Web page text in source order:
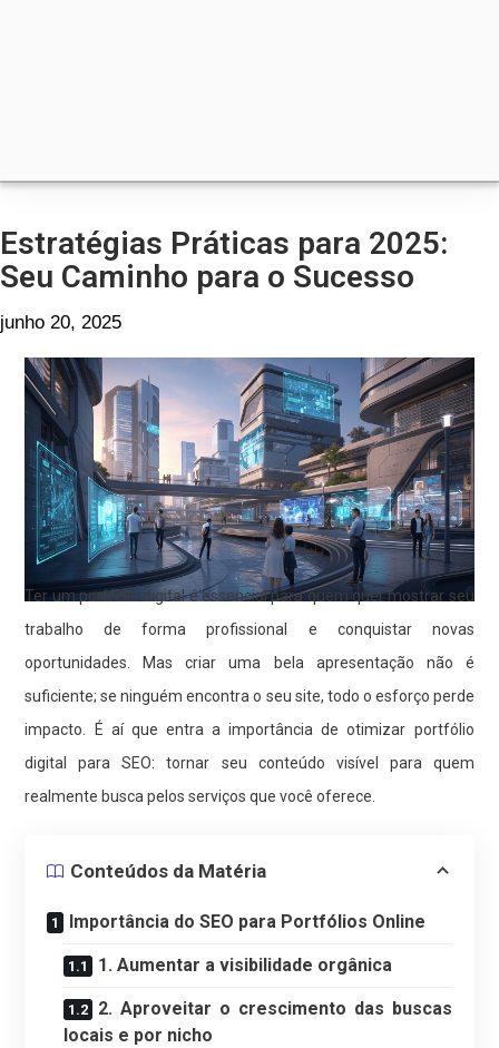
Estratégias Práticas para 2025:
Seu Caminho para o Sucesso
junho 20, 2025
Ter um portfólio digital é essencial para quem quer mostrar seu
trabalho de forma profissional e conquistar novas
oportunidades. Mas criar uma bela apresentação não é
suficiente; se ninguém encontra o seu site, todo o esforço perde
impacto. É aí que entra a importância de otimizar portfólio
digital para SEO: tornar seu conteúdo visível para quem
realmente busca pelos serviços que você oferece.
Conteúdos da Matéria
Importância do SEO para Portfólios Online
1. Aumentar a visibilidade orgânica
2. Aproveitar o crescimento das buscas
locais e por nicho